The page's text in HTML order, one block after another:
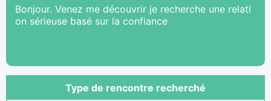
Bonjour. Venez me découvrir je recherche une relati
on sérieuse basé sur la confiance
Type de rencontre recherché